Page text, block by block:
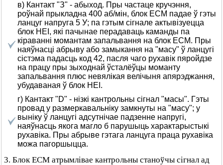
в) Кантакт "З" - абыход. Пры частаце кручэння,
роўнай прыкладна 400 аб/мін, блок ЕСМ падае ў гэты
ланцуг напруга 5 У; па гэтым сігнале актывізуецца
блок HEI, які пачынае перадаваць каманды па
кіраванні момантам запальвання на блок ЕСМ. Пры
наяўнасці абрыву або замыкання на "масу" ў ланцугі
сістэма падасць код 42, пасля чаго рухавік пяройдзе
на працу пры зыходнай ўсталёўцы моманту
запальвання плюс невялікая велічыня апярэджання,
убудаваная ў блок HEI.
г) Кантакт "D" - нізкі кантрольны сігнал "масы". Гэты
провад у размеркавальніку замкнуты на "масу"; у
выніку ў ланцугі адсутнічае падзенне напругі,
наяўнасць якога магло б парушыць характарыстыкі
рухавіка. Пры абрыве гэтага ланцуга праца рухавіка
можа пагоршыцца.
3. Блок ЕСМ атрымлівае кантрольны станоўчы сігнал ад